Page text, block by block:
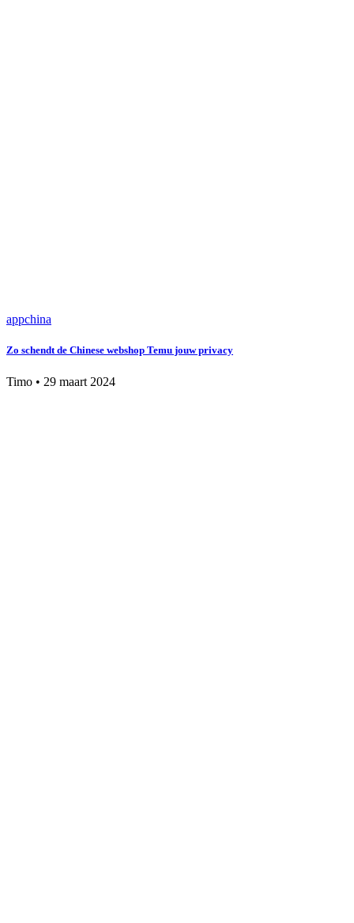
appchina
Zo schendt de Chinese webshop Temu jouw privacy
Timo • 29 maart 2024